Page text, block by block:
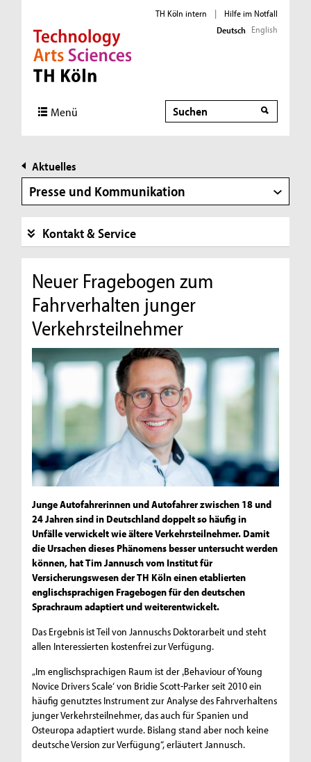
Direkt zur Hauptnavigation
Direkt zur Subnavigation
Direkt zum Inhalt
Direkt zum Fußbereich
TH Köln intern |
Hilfe im Notfall
Deutsch English
Menü Suche
Aktuelles
Presse und Kommunikation
Kontakt & Service
Neuer Fragebogen zum
Fahrverhalten junger
Verkehrsteilnehmer
Junge Autofahrerinnen und Autofahrer zwischen 18 und
24 Jahren sind in Deutschland doppelt so häufig in
Unfälle verwickelt wie ältere Verkehrsteilnehmer. Damit
die Ursachen dieses Phänomens besser untersucht werden
können, hat Tim Jannusch vom Institut für
Versicherungswesen der TH Köln einen etablierten
englischsprachigen Fragebogen für den deutschen
Sprachraum adaptiert und weiterentwickelt.
Das Ergebnis ist Teil von Jannuschs Doktorarbeit und steht
allen Interessierten kostenfrei zur Verfügung.
„Im englischsprachigen Raum ist der ‚Behaviour of Young
Novice Drivers Scale‘ von Bridie Scott-Parker seit 2010 ein
häufig genutztes Instrument zur Analyse des Fahrverhaltens
junger Verkehrsteilnehmer, das auch für Spanien und
Osteuropa adaptiert wurde. Bislang stand aber noch keine
deutsche Version zur Verfügung“, erläutert Jannusch.